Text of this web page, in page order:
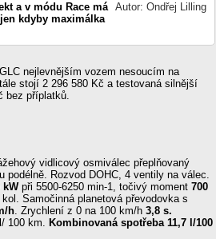
a v módu Race má
kdyby maximálka
Autor: Ondřej Lilling
nejlevnějším vozem nesoucím na
stojí 2 296 580 Kč a testovaná silnější
bez příplatků.
vidlicový osmiválec přeplňovaný
podélně. Rozvod DOHC, 4 ventily na válec.
kWpři 5500-6250 min-1, točivý moment 700
Samočinná planetová převodovka s
h. Zrychlení z 0 na 100 km/h 3,8 s.
100 km. Kombinovaná spotřeba 11,7 l/100